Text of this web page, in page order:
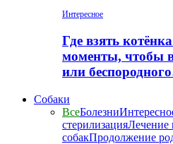
Интересное
Где взять
моменты, чтобы
или
Собаки
ВсеБолезни
стерилизацияЛечение
собакПродолжение